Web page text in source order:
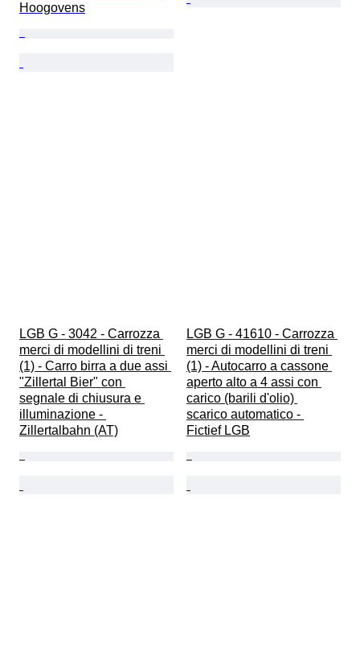
Hoogovens
LGB G - 3042 - Carrozza
merci di modellini di treni
(1) - Carro birra a due assi
"Zillertal Bier" con
segnale di chiusura e
illuminazione -
Zillertalbahn (AT)
LGB G - 41610 - Carrozza
merci di modellini di treni
(1) - Autocarro a cassone
aperto alto a 4 assi con
carico (barili d'olio)
scarico automatico -
Fictief LGB